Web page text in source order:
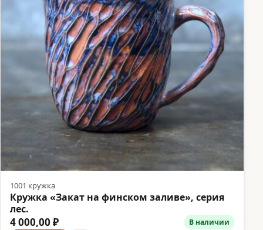
1001 кружка
Кружка «Закат на финском заливе», серия
лес.
4 000,00 ₽ В наличии